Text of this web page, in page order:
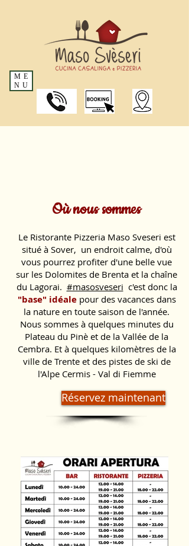
ME
NU
Où nous sommes
Le Ristorante Pizzeria Maso Sveseri est
situé à Sover, un endroit calme, d'où
vous pourrez profiter d'une belle vue
sur les Dolomites de Brenta et la chaîne
du Lagorai. #masosveseri c'est donc la
"base" idéale pour des vacances dans
la nature en toute saison de l'année.
Nous sommes à quelques minutes du
Plateau du Pinè et de la Vallée de la
Cembra. Et à quelques kilomètres de la
ville de Trente et des pistes de ski de
l'Alpe Cermis - Val di Fiemme
Réservez maintenant